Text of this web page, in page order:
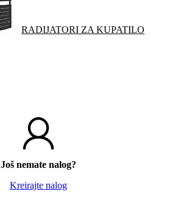
RADIJATORI ZA KUPATILO
Još nemate nalog?
Kreirajte nalog